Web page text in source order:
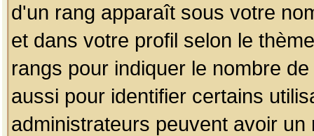
d'un rang apparaît sous votre
et dans votre profil selon le
rangs pour indiquer le nombre
aussi pour identifier certains
administrateurs peuvent avoir